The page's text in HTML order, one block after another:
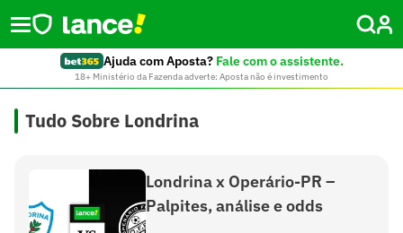
Ajuda com Aposta? Fale com o assistente.
18+ Ministério da Fazenda adverte: Aposta não é investimento
Tudo Sobre Londrina
Londrina x Operário-PR –
Palpites, análise e odds